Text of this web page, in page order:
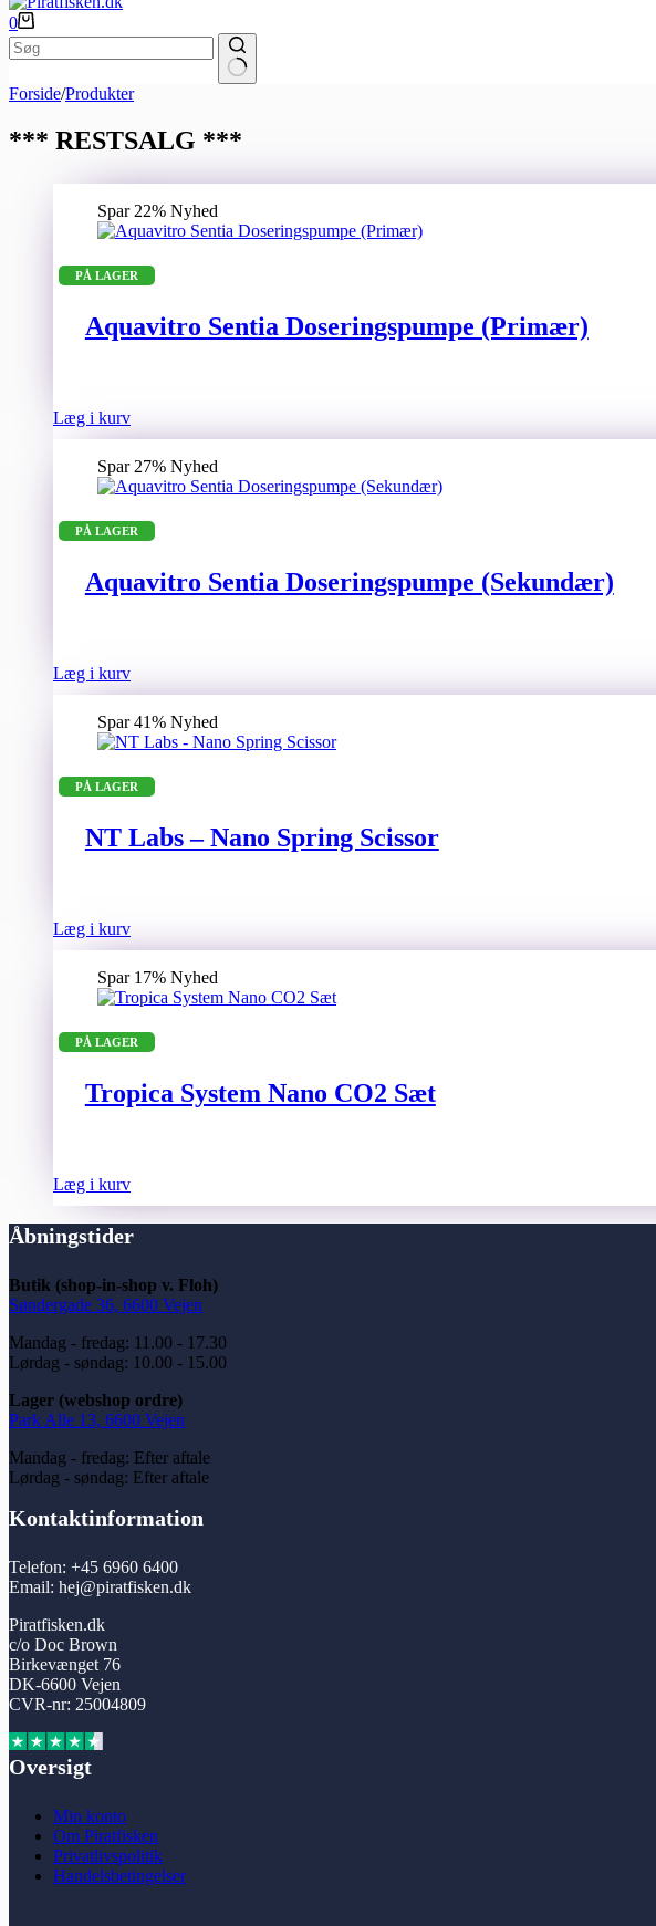
Indkøbskurv
0
Ingen
Forside/Produkter
*** RESTSALG ***
Spar 22% Nyhed
PÅ LAGER
Aquavitro Sentia Doseringspumpe (Primær)
Læg i kurv
Spar 27% Nyhed
PÅ LAGER
Aquavitro Sentia Doseringspumpe (Sekundær)
Læg i kurv
Spar 41% Nyhed
PÅ LAGER
NT Labs – Nano Spring Scissor
Læg i kurv
Spar 17% Nyhed
PÅ LAGER
Tropica System Nano CO2 Sæt
Læg i kurv
Åbningstider
Butik (shop-in-shop v. Floh)
Søndergade 36, 6600 Vejen
Mandag - fredag: 11.00 - 17.30
Lørdag - søndag: 10.00 - 15.00
Lager (webshop ordre)
Park Alle 13, 6600 Vejen
Mandag - fredag: Efter aftale
Lørdag - søndag: Efter aftale
Kontaktinformation
Telefon: +45 6960 6400
Email: hej@piratfisken.dk
Piratfisken.dk
c/o Doc Brown
Birkevænget 76
DK-6600 Vejen
CVR-nr: 25004809
Oversigt
Min konto
Om Piratfisken
Privatlivspolitik
Handelsbetingelser